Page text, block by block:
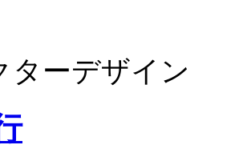
ターデザイン